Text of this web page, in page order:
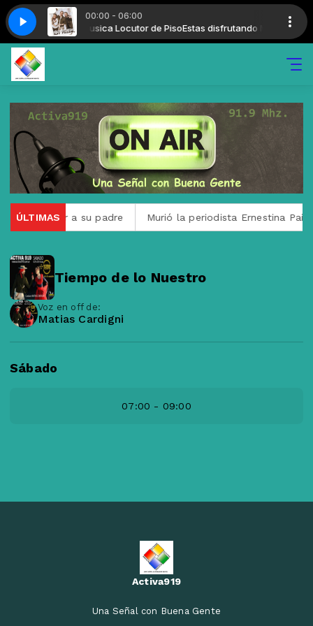
00:00 - 06:00
con Musica + musica Locutor de PisoEstas disfrutando Musica +
- Hay Fuegos 24-04-2514 San Luis, Carlos Baute - Hay Fuegos
ÚLTIMAS
despedir a su padre Murió la periodista Ernestina
Tiempo de lo Nuestro
Voz en off de:
Matias Cardigni
Sábado
07:00 - 09:00
Activa919
Una Señal con Buena Gente